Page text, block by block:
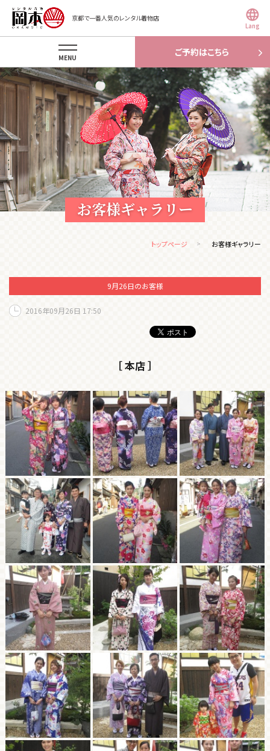
京都で一番人気のレンタル着物店
Lang
ご予約はこちら
MENU
お客様ギャラリー
トップページ お客様ギャラリー
9月26日のお客様
2016年09月26日 17:50
［ 本店 ］